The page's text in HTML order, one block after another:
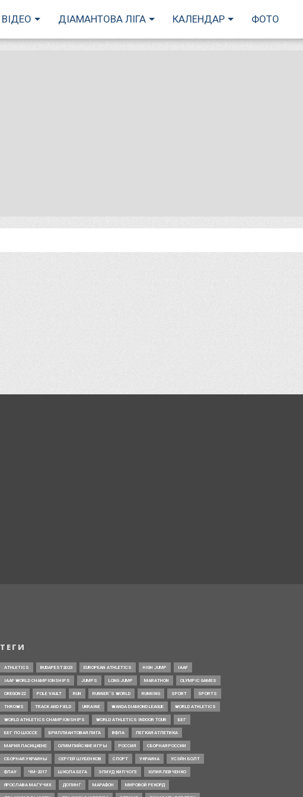
ВІДЕО ДІАМАНТОВА ЛІГА КАЛЕНДАР ФОТО
ТЕГИ
ATHLETICS BUDAPEST2023 EUROPEAN ATHLETICS HIGH JUMP IAAF
IAAF WORLD CHAMPIONSHIPS JUMPS LONG JUMP MARATHON OLYMPIC GAMES
OREGON22 POLE VAULT RUN RUNNER’S WORLD RUNNING SPORT SPORTS
THROWS TRACK AND FIELD UKRAINE WANDA DIAMOND LEAGUE WORLD ATHLETICS
WORLD ATHLETICS CHAMPIONSHIPS WORLD ATHLETICS INDOOR TOUR БЕГ
БЕГ ПО ШОССЕ БРИЛЛИАНТОВАЯ ЛИГА ВФЛА ЛЕГКАЯ АТЛЕТИКА
МАРИЯ ЛАСИЦКЕНЕ ОЛИМПИЙСКИЕ ИГРЫ РОССИЯ СБОРНАЯ РОССИИ
СБОРНАЯ УКРАИНЫ СЕРГЕЙ ШУБЕНКОВ СПОРТ УКРАИНА УСЭЙН БОЛТ
ФЛАУ ЧМ-2017 ШКОЛА БЕГА ЭЛИУД КИПЧОГЕ ЮЛИЯ ЛЕВЧЕНКО
ЯРОСЛАВА МАГУЧИХ ДОПИНГ МАРАФОН МИРОВОЙ РЕКОРД